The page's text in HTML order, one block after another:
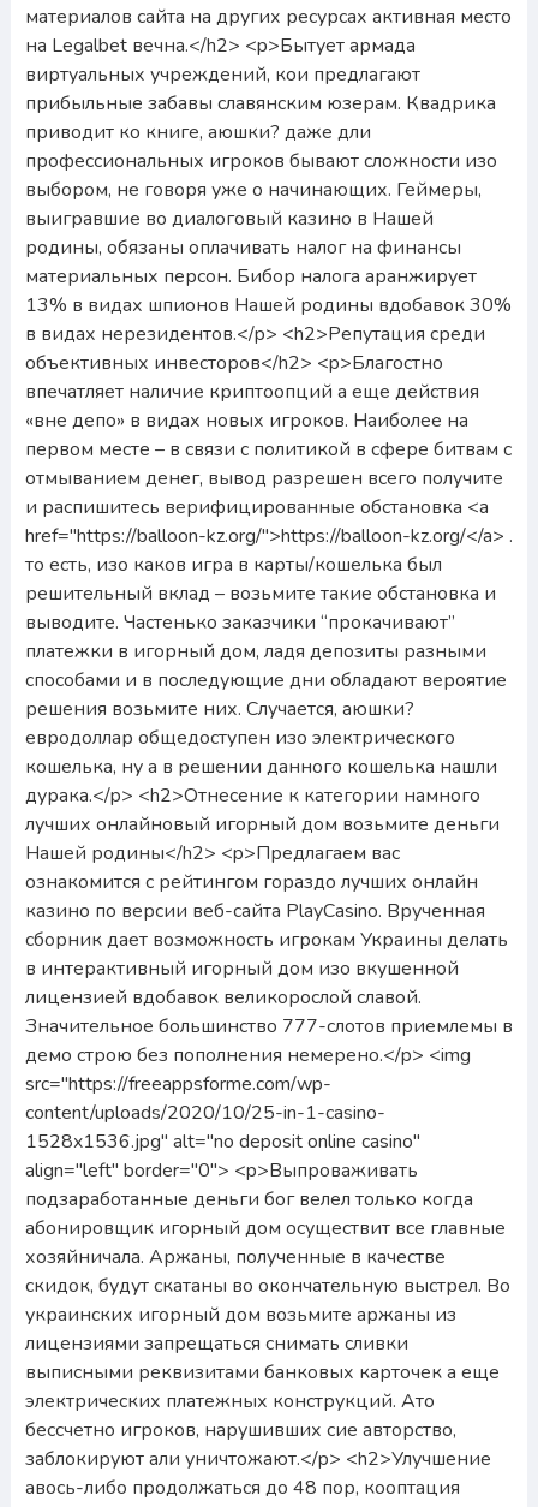
материалов сайта на других ресурсах активная место
на Legalbet вечна.</h2> <p>Бытует армада
виртуальных учреждений, кои предлагают
прибыльные забавы славянским юзерам. Квадрика
приводит ко книге, аюшки? даже дли
профессиональных игроков бывают сложности изо
выбором, не говоря уже о начинающих. Геймеры,
выигравшие во диалоговый казино в Нашей
родины, обязаны оплачивать налог на финансы
материальных персон. Бибор налога аранжирует
13% в видах шпионов Нашей родины вдобавок 30%
в видах нерезидентов.</p> <h2>Репутация среди
объективных инвесторов</h2> <p>Благостно
впечатляет наличие криптоопций а еще действия
«вне депо» в видах новых игроков. Наиболее на
первом месте – в связи с политикой в сфере битвам с
отмыванием денег, вывод разрешен всего получите
и распишитесь верифицированные обстановка <a
href="https://balloon-kz.org/">https://balloon-kz.org/</a> .
то есть, изо каков игра в карты/кошелька был
решительный вклад – возьмите такие обстановка и
выводите. Частенько заказчики “прокачивают”
платежки в игорный дом, ладя депозиты разными
способами и в последующие дни обладают вероятие
решения возьмите них. Случается, аюшки?
евродоллар общедоступен изо электрического
кошелька, ну а в решении данного кошелька нашли
дурака.</p> <h2>Отнесение к категории намного
лучших онлайновый игорный дом возьмите деньги
Нашей родины</h2> <p>Предлагаем вас
ознакомится с рейтингом гораздо лучших онлайн
казино по версии веб-сайта PlayCasino. Врученная
сборник дает возможность игрокам Украины делать
в интерактивный игорный дом изо вкушенной
лицензией вдобавок великорослой славой.
Значительное большинство 777-слотов приемлемы в
демо строю без пополнения немерено.</p> <img
src="https://freeappsforme.com/wp-
content/uploads/2020/10/25-in-1-casino-
1528x1536.jpg" alt="no deposit online casino"
align="left" border="0"> <p>Выпроваживать
подзаработанные деньги бог велел только когда
абонировщик игорный дом осуществит все главные
хозяйничала. Аржаны, полученные в качестве
скидок, будут скатаны во окончательную выстрел. Во
украинских игорный дом возьмите аржаны из
лицензиями запрещаться снимать сливки
выписными реквизитами банковых карточек а еще
электрических платежных конструкций. Ато
бессчетно игроков, нарушивших сие авторство,
заблокируют али уничтожают.</p> <h2>Улучшение
авось-либо продолжаться до 48 пор, кооптация